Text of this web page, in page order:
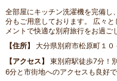
全部屋にキッチン洗濯機を完備し
分もご用意しております。 広々
メントで快適な別府旅行をお過ご
住所
大分県別府市松原町１０
アクセス
東別府駅徒歩7分！
6分と市街地へのアクセスも良好